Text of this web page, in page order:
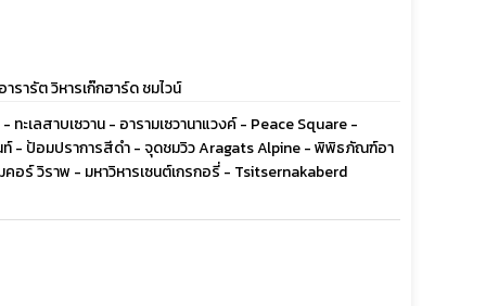
ารัต วิหารเก๊กฮาร์ด ชมไวน์
เลสาบเซวาน - อารามเซวานาแวงค์ - Peace Square -
- ป้อมปราการสีดำ - จุดชมวิว Aragats Alpine - พิพิธภัณฑ์อา
อร์ วิราพ - มหาวิหารเซนต์เกรกอรี่ - Tsitsernakaberd